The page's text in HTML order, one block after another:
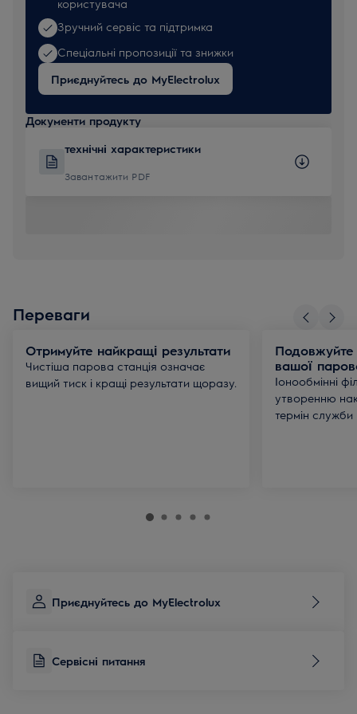
користувача
Зручний сервіс та підтримка
Спеціальні пропозиції та знижки
Приєднуйтесь до MyElectrolux
Документи продукту
технічні характеристики
Завантажити PDF
Переваги
Отримуйте найкращі результати
Чистіша парова станція означає
вищий тиск і кращі результати щоразу.
Подовжуйте
вашої
Іонообмінні
утворенню
термін служби
Приєднуйтесь до MyElectrolux
Сервісні питання